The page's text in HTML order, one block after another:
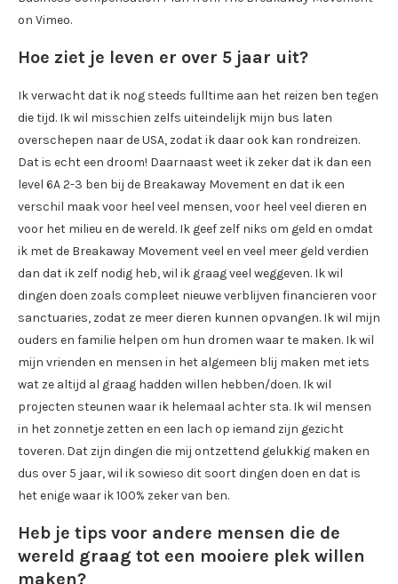
on Vimeo.
Hoe ziet je leven er over 5 jaar uit?
Ik verwacht dat ik nog steeds fulltime aan het reizen ben tegen
die tijd. Ik wil misschien zelfs uiteindelijk mijn bus laten
overschepen naar de USA, zodat ik daar ook kan rondreizen.
Dat is echt een droom! Daarnaast weet ik zeker dat ik dan een
level 6A 2-3 ben bij de Breakaway Movement en dat ik een
verschil maak voor heel veel mensen, voor heel veel dieren en
voor het milieu en de wereld. Ik geef zelf niks om geld en omdat
ik met de Breakaway Movement veel en veel meer geld verdien
dan dat ik zelf nodig heb, wil ik graag veel weggeven. Ik wil
dingen doen zoals compleet nieuwe verblijven financieren voor
sanctuaries, zodat ze meer dieren kunnen opvangen. Ik wil mijn
ouders en familie helpen om hun dromen waar te maken. Ik wil
mijn vrienden en mensen in het algemeen blij maken met iets
wat ze altijd al graag hadden willen hebben/doen. Ik wil
projecten steunen waar ik helemaal achter sta. Ik wil mensen
in het zonnetje zetten en een lach op iemand zijn gezicht
toveren. Dat zijn dingen die mij ontzettend gelukkig maken en
dus over 5 jaar, wil ik sowieso dit soort dingen doen en dat is
het enige waar ik 100% zeker van ben.
Heb je tips voor andere mensen die de
wereld graag tot een mooiere plek willen
maken?